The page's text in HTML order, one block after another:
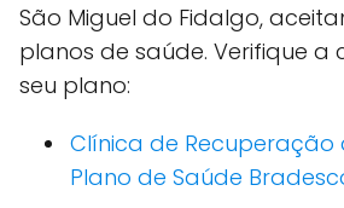
São Miguel do Fidalgo,
planos de saúde. Verifique a
seu plano:
Clínica de Recuperação
Plano de Saúde